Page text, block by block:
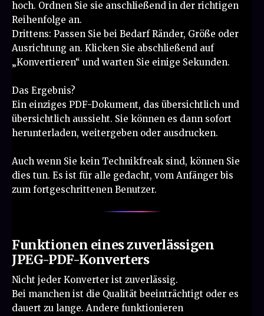
hoch. Ordnen Sie sie anschließend in der richtigen
Reihenfolge an.
Drittens: Passen Sie bei Bedarf Ränder, Größe oder
Ausrichtung an. Klicken Sie abschließend auf
„Konvertieren“ und warten Sie einige Sekunden.
Das Ergebnis?
Ein einziges PDF-Dokument, das übersichtlich und
übersichtlich aussieht. Sie können es dann sofort
herunterladen, weitergeben oder ausdrucken.
Auch wenn Sie kein Technikfreak sind, können Sie
dies tun. Es ist für alle gedacht, vom Anfänger bis
zum fortgeschrittenen Benutzer.
Funktionen eines zuverlässigen
JPEG-PDF-Konverters
Nicht jeder Konverter ist zuverlässig.
Bei manchen ist die Qualität beeinträchtigt oder es
dauert zu lange. Andere funktionieren